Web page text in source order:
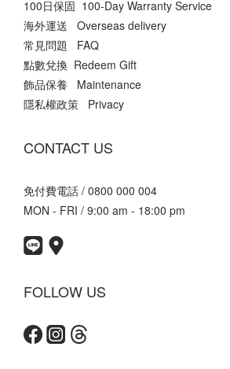
100日保固 100-Day Warranty Service
海外運送 Overseas delivery
常見問題 FAQ
點數兌換 Redeem Gift
飾品保養 Maintenance
隱私權政策 Privacy
CONTACT US
免付費電話 / 0800 000 004
MON - FRI / 9:00 am - 18:00 pm
FOLLOW US